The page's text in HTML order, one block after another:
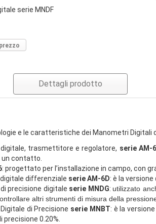
serie MNDF
Dettagli prodotto
e le caratteristiche dei Manometri
trasmettitore e regolatore, serie AM-
contatto.
: progettato per l’installazione in campo, con
differenziale serie AM-6D: è la
precisione digitale serie MNDG: utilizzato
altri strumenti di misura della
di Precisione serie MNBT: è la
precisione 0.20%.